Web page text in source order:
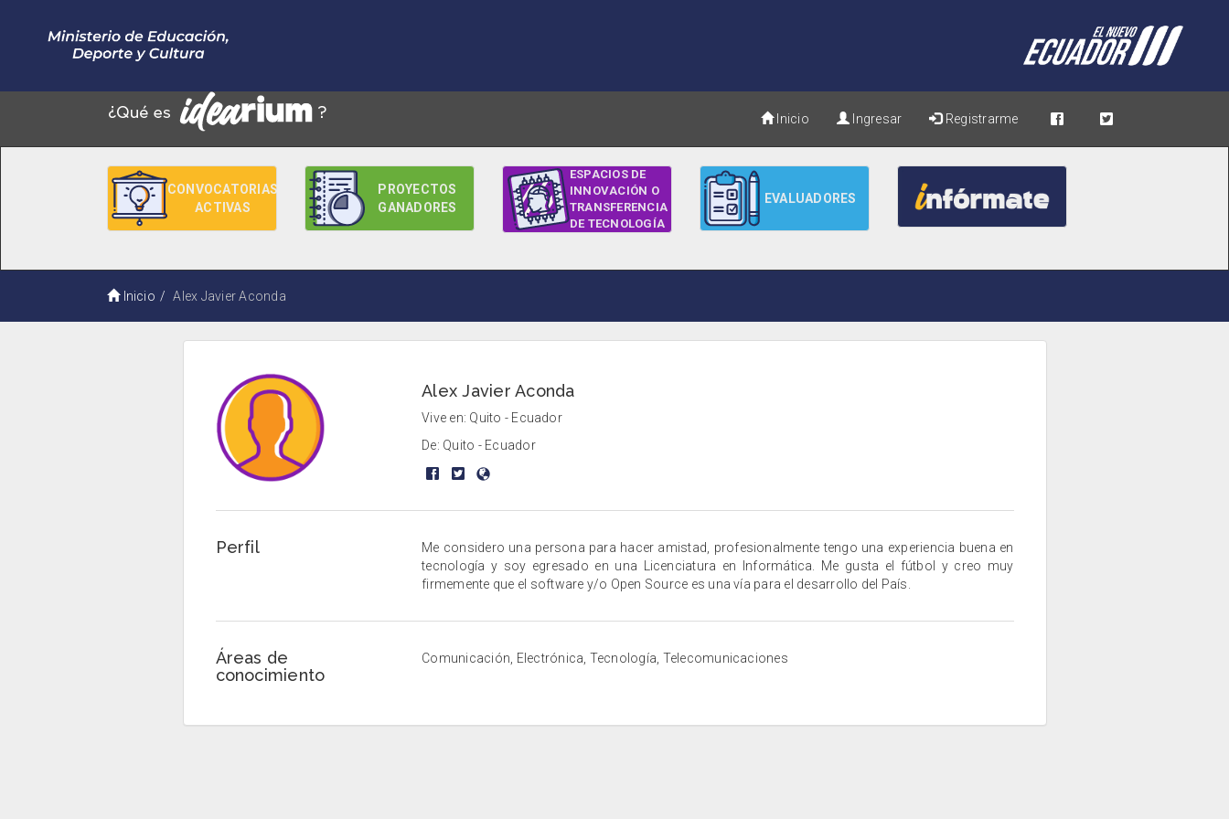
Inicio Ingresar Registrarme
CONVOCATORIAS
ACTIVAS
PROYECTOS
GANADORES
ESPACIOS DE
INNOVACIÓN O
TRANSFERENCIA
DE TECNOLOGÍA
EVALUADORES
Inicio Alex Javier Aconda
Alex Javier Aconda
Vive en: Quito - Ecuador
De: Quito - Ecuador
Perfil
Me considero una persona para hacer amistad, profesionalmente tengo una experiencia buena en
tecnología y soy egresado en una Licenciatura en Informática. Me gusta el fútbol y creo muy
firmemente que el software y/o Open Source es una vía para el desarrollo del País.
Áreas de
conocimiento
Comunicación, Electrónica, Tecnología, Telecomunicaciones